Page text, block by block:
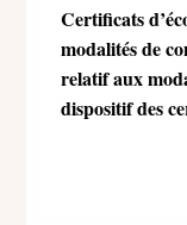
Certificats
modalités de
relatif aux
dispositif des